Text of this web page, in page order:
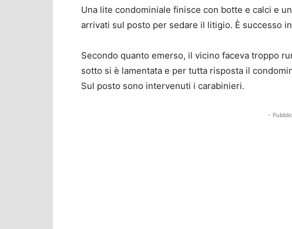
Una lite condominiale finisce con botte e calci e
arrivati sul posto per sedare il litigio. È successo
Secondo quanto emerso, il vicino faceva troppo
sotto si è lamentata e per tutta risposta il
Sul posto sono intervenuti i carabinieri.
-